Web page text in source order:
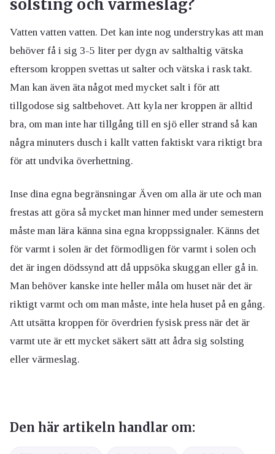
solsting och värmeslag?
Vatten vatten vatten. Det kan inte nog understrykas att man
behöver få i sig 3-5 liter per dygn av salthaltig vätska
eftersom kroppen svettas ut salter och vätska i rask takt.
Man kan även äta något med mycket salt i för att
tillgodose sig saltbehovet. Att kyla ner kroppen är alltid
bra, om man inte har tillgång till en sjö eller strand så kan
några minuters dusch i kallt vatten faktiskt vara riktigt bra
för att undvika överhettning.
Inse dina egna begränsningar Även om alla är ute och man
frestas att göra så mycket man hinner med under semestern
måste man lära känna sina egna kroppssignaler. Känns det
för varmt i solen är det förmodligen för varmt i solen och
det är ingen dödssynd att då uppsöka skuggan eller gå in.
Man behöver kanske inte heller måla om huset när det är
riktigt varmt och om man måste, inte hela huset på en gång.
Att utsätta kroppen för överdrien fysisk press när det är
varmt ute är ett mycket säkert sätt att ådra sig solsting
eller värmeslag.
Den här artikeln handlar om: